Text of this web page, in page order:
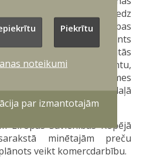
narkologa atzinumu iesniedz
minētās personas veselības
pilsoņiem komersants
valsts kompetentās
izziņu vai citu dokumentu,
atbilst Stratēģiskas nozīmes
5. panta ceturtajā daļā
Eiropas Savienības Kopējā
minētajām preču
veikt komercdarbību.
Piekrītu
noteikumi
par izmantotajām